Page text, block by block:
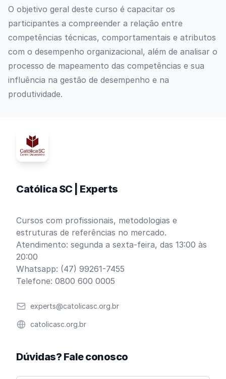
O objetivo geral deste curso é capacitar os
participantes a compreender a relação entre
competências técnicas, comportamentais e atributos
com o desempenho organizacional, além de analisar o
processo de mapeamento das competências e sua
influência na gestão de desempenho e na
produtividade.
Católica SC | Experts
Cursos com profissionais, metodologias e
estruturas de referências no mercado.
Atendimento: segunda a sexta-feira, das 13:00 às
20:00
Whatsapp: (47) 99261-7455
Telefone: 0800 600 0005
Emailexperts@catolicasc.org.br
Websitecatolicasc.org.br
Dúvidas? Fale conosco